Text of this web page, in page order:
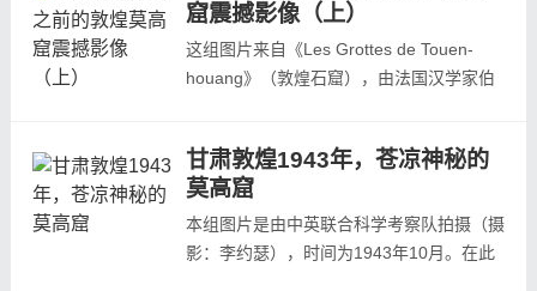
绘、摄影和文字记录工作。从伯希和考察团
拍摄到今天已有百年的时间，在这百年当
中，由于自然、历史以及人为的关系，洞窟
窟震撼影像（上）
这组图片来自《Les Grottes de Touen-
houang》（敦煌石窟），由法国汉学家伯
拍摄：莫高窟外景、洞窟（约一百八十二
窟）彩塑、壁画等照片。就敦煌石窟而言，
最早进行全面详细的考察，当属1908年法
国人伯希和带领的考察团的工作。1908年2
甘肃敦煌1943年，苍凉神秘的
莫高窟
本组图片是由中英联合科学考察队拍摄（摄
影：李约瑟），时间为1943年10月。在此